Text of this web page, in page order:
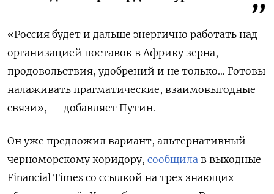
«Россия будет и дальше энергично работать над
организацией поставок в Африку зерна,
продовольствия, удобрений и не только… Готовы
налаживать прагматические, взаимовыгодные
связи», — добавляет Путин.
Он уже предложил вариант, альтернативный
черноморскому коридору, сообщила в выходные
Financial Times со ссылкой на трех знающих